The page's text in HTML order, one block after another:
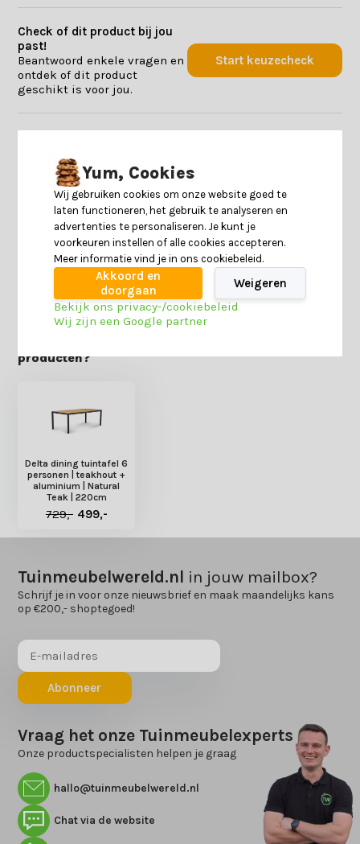
Check of dit product bij jou
past!
Beantwoord enkele vragen en
ontdek of dit product
geschikt is voor jou.
Start keuzecheck
Specificaties
Reviews
producten?
Delta dining tuintafel 6
personen | teakhout +
aluminium | Natural
Teak | 220cm
729,- 499,-
Tuinmeubelwereld.nl in jouw mailbox?
Schrijf je in voor onze nieuwsbrief en maak maandelijks kans
op €200,- shoptegoed!
Abonneer
Vraag het onze Tuinmeubelexperts
Onze productspecialisten helpen je graag
hallo@tuinmeubelwereld.nl
Chat via de website
Yum, Cookies
Wij gebruiken cookies om onze website goed te
laten functioneren, het gebruik te analyseren en
advertenties te personaliseren. Je kunt je
voorkeuren instellen of alle cookies accepteren.
Meer informatie vind je in ons cookiebeleid.
Akkoord en
doorgaan
Weigeren
Bekijk ons privacy-/cookiebeleid
Wij zijn een Google partner